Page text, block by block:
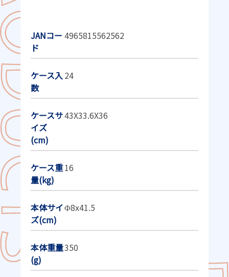
JANコー
ド
4965815562562
ケース入
数
24
ケースサ
イズ
(cm)
43X33.6X36
ケース重
量(kg)
16
本体サイ
ズ(cm)
Φ8x41.5
本体重量
(g)
350